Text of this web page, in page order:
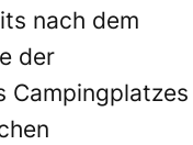
nach dem
der
Campingplatzes